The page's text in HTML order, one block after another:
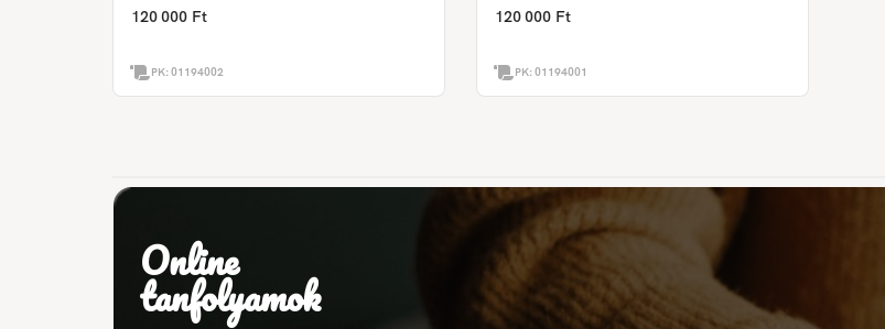
120 000 Ft
PK:01194002
120 000 Ft
PK:01194001
Online
tanfolyamok